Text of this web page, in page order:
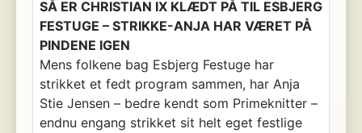
SÅ ER CHRISTIAN IX KLÆDT PÅ TIL ESBJERG
FESTUGE – STRIKKE-ANJA HAR VÆRET PÅ
PINDENE IGEN
Mens folkene bag Esbjerg Festuge har
strikket et fedt program sammen, har Anja
Stie Jensen – bedre kendt som Primeknitter –
endnu engang strikket sit helt eget festlige